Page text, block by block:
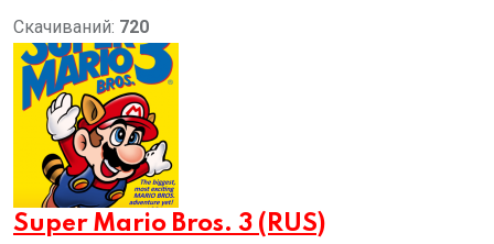
Скачиваний: 720
Super Mario Bros. 3 (RUS)